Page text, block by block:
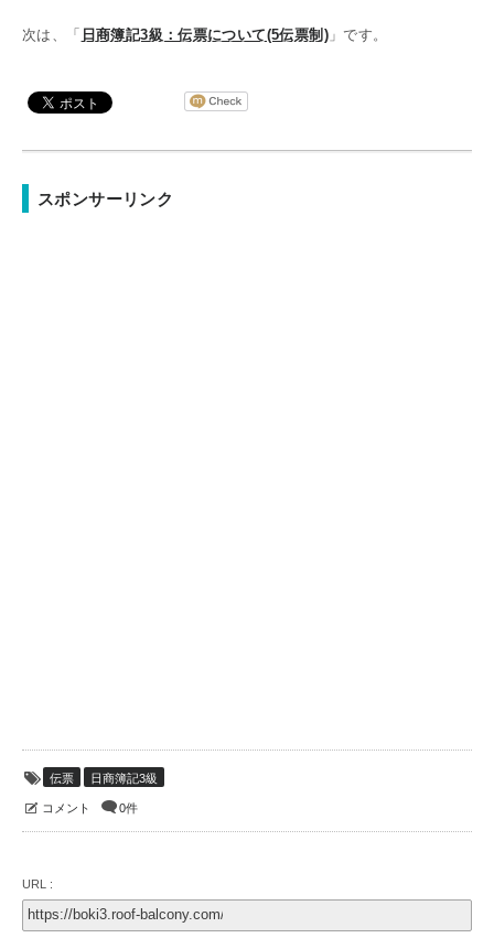
次は、「 日商簿記3級：伝票について(5伝票制)」です。
スポンサーリンク
伝票 日商簿記3級
コメント 0件
URL :